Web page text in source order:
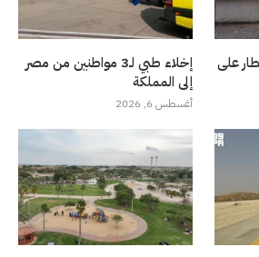
على
إخلاء طبي لـ3 مواطنين من مصر
إلى المملكة
أغسطس 6, 2026